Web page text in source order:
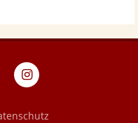
eventpeppers